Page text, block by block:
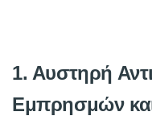
1. Αυστηρή
Εμπρησμών